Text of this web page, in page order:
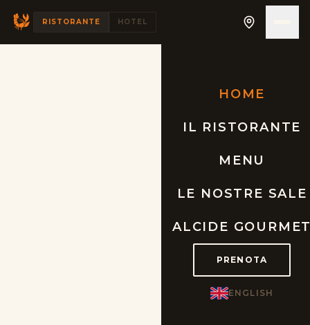
RISTORANTE HOTEL
HOME
IL RISTORANTE
MENU
LE NOSTRE SALE
ALCIDE
PRENOTA
ENGLISH